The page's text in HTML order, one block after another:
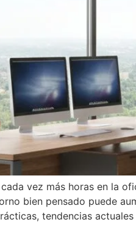
vez más horas en la
bien pensado puede
tendencias